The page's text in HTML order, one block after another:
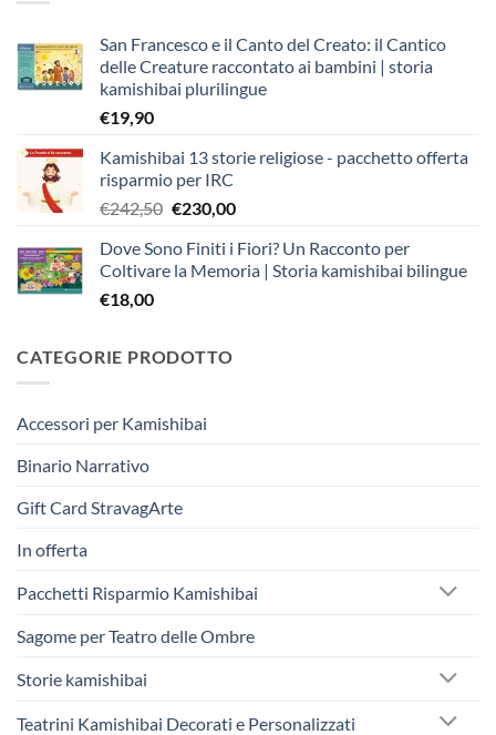
San Francesco e il Canto del Creato: il Cantico
delle Creature raccontato ai bambini | storia
kamishibai plurilingue
€19,90
Kamishibai 13 storie religiose - pacchetto offerta
risparmio per IRC
€242,50 Il
originale
era:
€230,00Il
attuale
è:
Dove Sono Finiti i Fiori? Un Racconto per
Coltivare la Memoria | Storia kamishibai bilingue
€18,00
CATEGORIE PRODOTTO
Accessori per Kamishibai
Binario Narrativo
Gift Card StravagArte
In offerta
Pacchetti Risparmio Kamishibai
Sagome per Teatro delle Ombre
Storie kamishibai
Teatrini Kamishibai Decorati e Personalizzati